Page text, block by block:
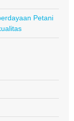
Petani